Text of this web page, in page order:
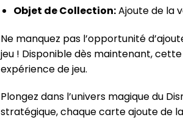
Objet de Collection:Ajoute de la
Ne manquez pas l’opportunité
jeu ! Disponible dès maintenant,
expérience de jeu.
Plongez dans l’univers magique du
stratégique, chaque carte ajoute de